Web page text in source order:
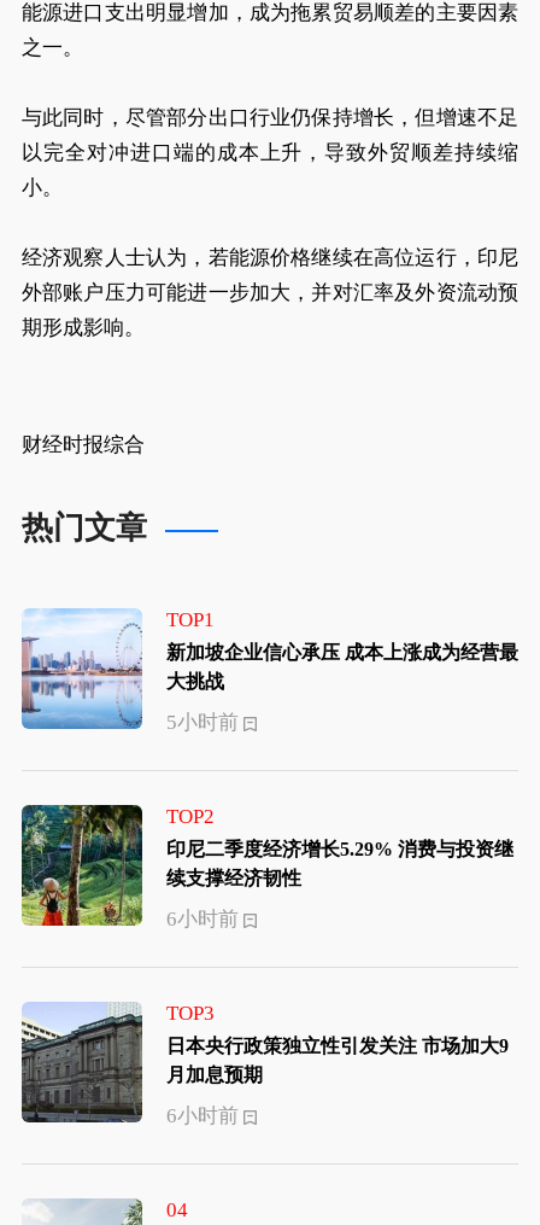
能源进口支出明显增加，成为拖累贸易顺差的主要因素
之一。
与此同时，尽管部分出口行业仍保持增长，但增速不足
以完全对冲进口端的成本上升，导致外贸顺差持续缩
小。
经济观察人士认为，若能源价格继续在高位运行，印尼
外部账户压力可能进一步加大，并对汇率及外资流动预
期形成影响。
财经时报综合
热门文章
TOP1
新加坡企业信心承压 成本上涨成为经营最
大挑战
5小时前
TOP2
印尼二季度经济增长5.29% 消费与投资继
续支撑经济韧性
6小时前
TOP3
日本央行政策独立性引发关注 市场加大9
月加息预期
6小时前
04